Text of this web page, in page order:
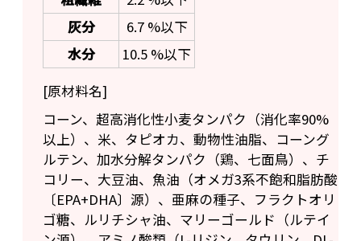
灰分
6.7 %以下
水分
10.5 %以下
[原材料名]
コーン、超高消化性小麦タンパク（消化率90%
以上）、米、タピオカ、動物性油脂、コーング
ルテン、加水分解タンパク（鶏、七面鳥）、チ
コリー、大豆油、魚油（オメガ3系不飽和脂肪酸
〔EPA+DHA〕源）、亜麻の種子、フラクトオリ
ゴ糖、ルリチシャ油、マリーゴールド（ルテイ